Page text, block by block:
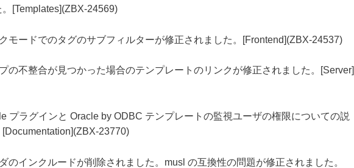
[Templates](ZBX-24569)
モードでのタグのサブフィルターが修正されました。[Frontend](ZBX-24537)
の不整合が見つかった場合のテンプレートのリンクが修正されました。[Server]
プラグインと Oracle by ODBC テンプレートの監視ユーザの権限についての説
23770)
のインクルードが削除されました。musl の互換性の問題が修正されました。